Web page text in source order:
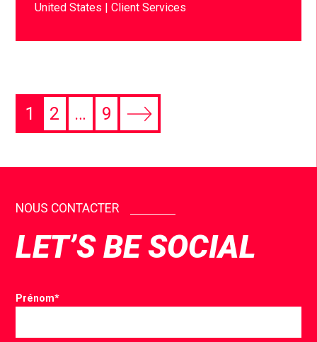
United States Client Services
1 2 … 9
NOUS CONTACTER
LET’S BE SOCIAL
Prénom*